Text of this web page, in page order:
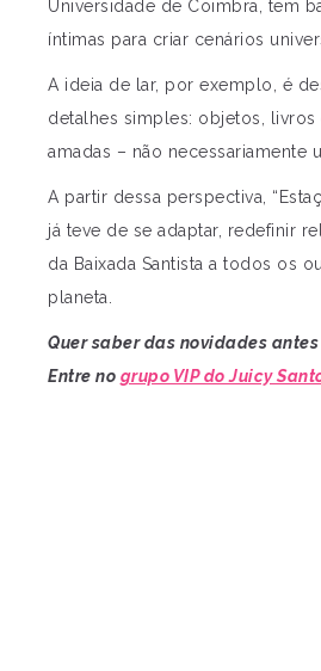
Universidade de Coimbra, tem
íntimas para criar cenários
A ideia de lar, por exemplo, é
detalhes simples: objetos, livros
amadas – não necessariamente
A partir dessa perspectiva,
já teve de se adaptar, redefinir
da Baixada Santista a todos os
planeta.
Quer saber das novidades
Entre no grupo VIP do Juicy